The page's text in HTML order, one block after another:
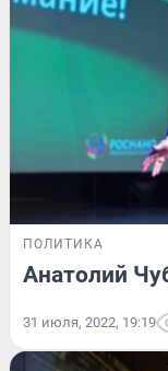
ПОЛИТИКА
Анатолий
31 июля, 2022, 19:19